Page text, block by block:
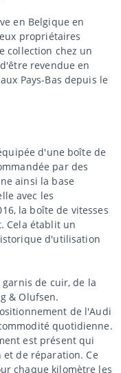
en Belgique en
propriétaires
collection chez un
revendue en
Pays-Bas depuis le
d'une boîte de
par des
ainsi la base
avec les
la boîte de vitesses
Cela établit un
d'utilisation
de cuir, de la
& Olufsen.
de l'Audi
quotidienne.
est présent qui
de réparation. Ce
chaque kilomètre les